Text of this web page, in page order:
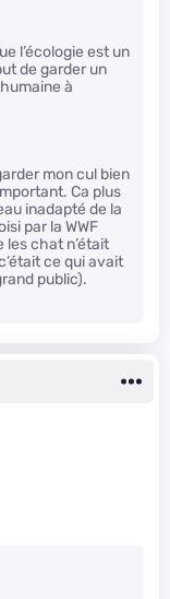
l’écologie est un
de garder un
à
mon cul bien
Ca plus
inadapté de la
par la WWF
les chat n’était
ce qui avait
public).